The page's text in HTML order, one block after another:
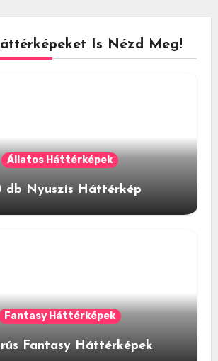
Is Nézd Meg!
Állatos Háttérképek
db Nyuszis Háttérkép
Fantasy Háttérképek
Fantasy Háttérképek